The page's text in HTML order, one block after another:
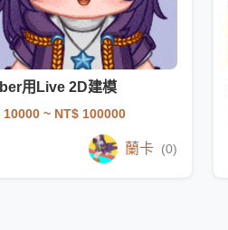
用Live 2D建模
10000 ~ NT$ 100000
蘭卡 (0)